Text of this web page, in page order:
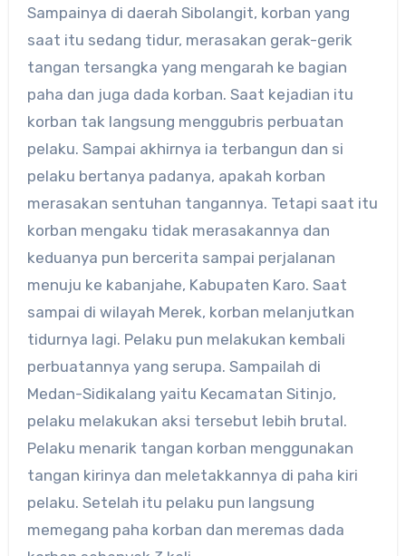
Sampainya di daerah Sibolangit, korban yang
saat itu sedang tidur, merasakan gerak-gerik
tangan tersangka yang mengarah ke bagian
paha dan juga dada korban. Saat kejadian itu
korban tak langsung menggubris perbuatan
pelaku. Sampai akhirnya ia terbangun dan si
pelaku bertanya padanya, apakah korban
merasakan sentuhan tangannya. Tetapi saat itu
korban mengaku tidak merasakannya dan
keduanya pun bercerita sampai perjalanan
menuju ke kabanjahe, Kabupaten Karo. Saat
sampai di wilayah Merek, korban melanjutkan
tidurnya lagi. Pelaku pun melakukan kembali
perbuatannya yang serupa. Sampailah di
Medan-Sidikalang yaitu Kecamatan Sitinjo,
pelaku melakukan aksi tersebut lebih brutal.
Pelaku menarik tangan korban menggunakan
tangan kirinya dan meletakkannya di paha kiri
pelaku. Setelah itu pelaku pun langsung
memegang paha korban dan meremas dada